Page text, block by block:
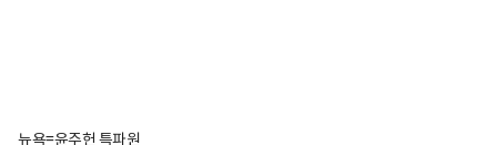
뉴욕=윤주헌 특파원